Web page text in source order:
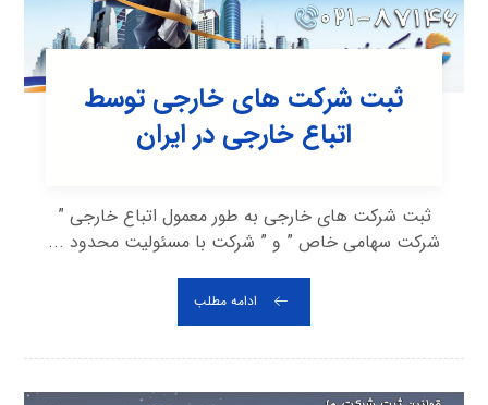
ثبت شرکت های خارجی توسط
اتباع خارجی در ایران
ثبت شرکت های خارجی به طور معمول اتباع خارجی ”
شرکت سهامی خاص ” و ” شرکت با مسئولیت محدود ...
ادامه مطلب